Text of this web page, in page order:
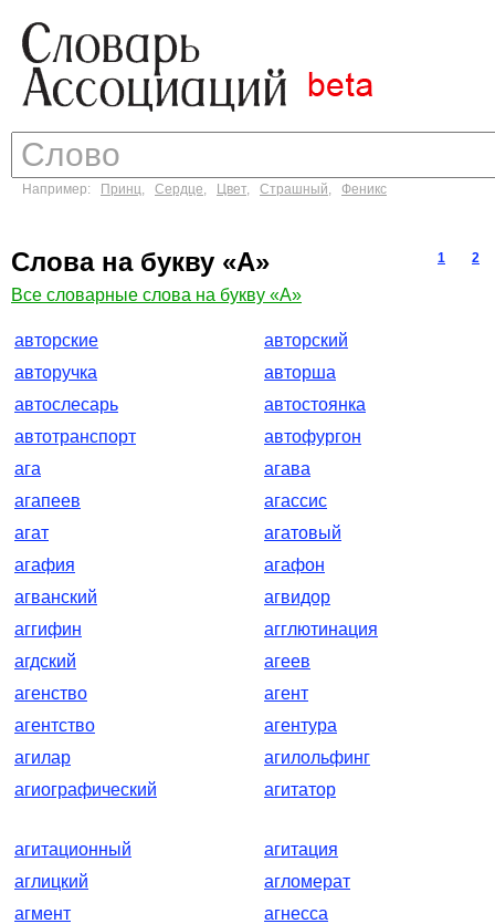
Например: Принц, Сердце, Цвет, Страшный, Феникс
Слова на букву «А» 1 2
Все словарные слова на букву «А»
авторские
авторский
авторучка
авторша
автослесарь
автостоянка
автотранспорт
автофургон
ага
агава
агапеев
агассис
агат
агатовый
агафия
агафон
агванский
агвидор
аггифин
агглютинация
агдский
агеев
агенство
агент
агентство
агентура
агилар
агилольфинг
агиографический
агитатор
агитационный
агитация
аглицкий
агломерат
агмент
агнесса